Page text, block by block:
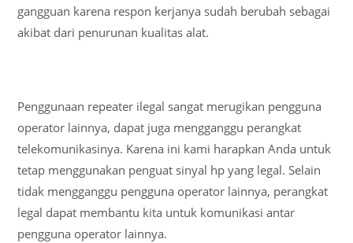
gangguan karena respon kerjanya sudah berubah sebagai
akibat dari penurunan kualitas alat.
Penggunaan repeater ilegal sangat merugikan pengguna
operator lainnya, dapat juga mengganggu perangkat
telekomunikasinya. Karena ini kami harapkan Anda untuk
tetap menggunakan penguat sinyal hp yang legal. Selain
tidak mengganggu pengguna operator lainnya, perangkat
legal dapat membantu kita untuk komunikasi antar
pengguna operator lainnya.